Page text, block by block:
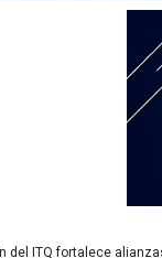
del ITQ fortalece